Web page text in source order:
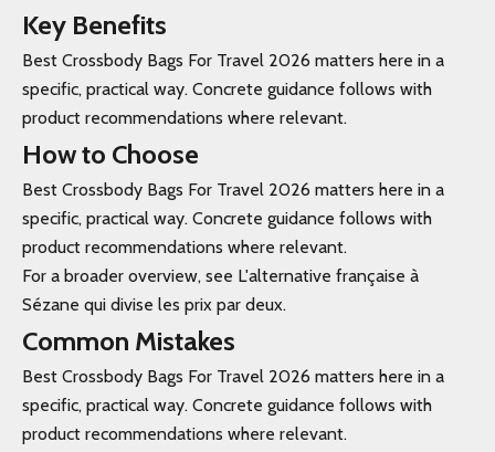
Key Benefits
Best Crossbody Bags For Travel 2026 matters here in a
specific, practical way. Concrete guidance follows with
product recommendations where relevant.
How to Choose
Best Crossbody Bags For Travel 2026 matters here in a
specific, practical way. Concrete guidance follows with
product recommendations where relevant.
For a broader overview, see L'alternative française à
Sézane qui divise les prix par deux.
Common Mistakes
Best Crossbody Bags For Travel 2026 matters here in a
specific, practical way. Concrete guidance follows with
product recommendations where relevant.